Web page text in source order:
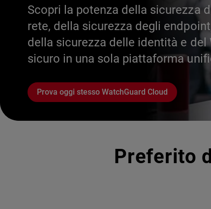
Scopri la potenza della sicurezza
rete, della sicurezza degli
della sicurezza delle identità e del
sicuro in una sola piattaforma
Prova oggi stesso WatchGuard Cloud
Preferito